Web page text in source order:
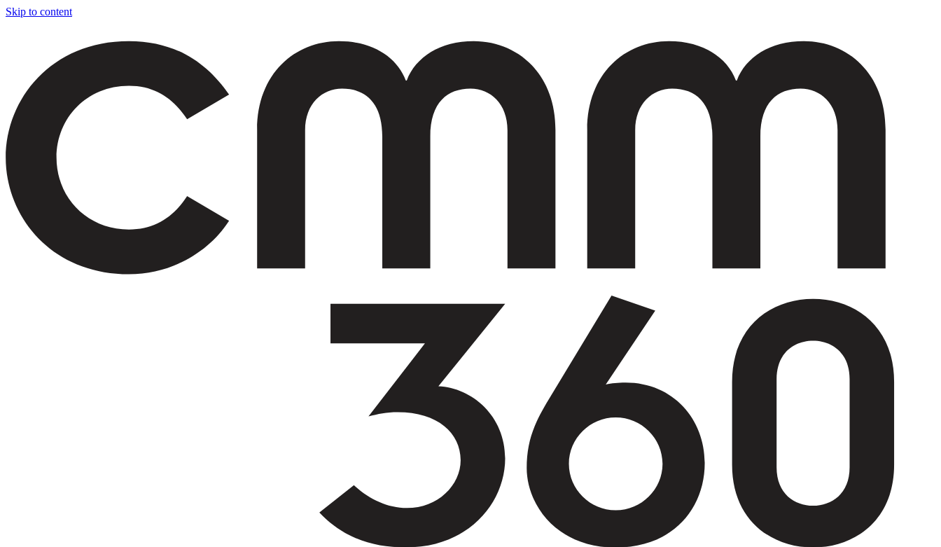
Skip to content